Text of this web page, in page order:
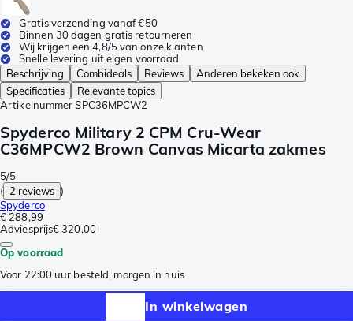
Gratis verzending vanaf €50
Binnen 30 dagen gratis retourneren
Wij krijgen een 4,8/5 van onze klanten
Snelle levering uit eigen voorraad
Beschrijving
Combideals Reviews
Anderen bekeken ook
Specificaties
Relevante topics
Artikelnummer SPC36MPCW2
Spyderco Military 2 CPM Cru-Wear
C36MPCW2 Brown Canvas Micarta zakmes
5/5
( 2 reviews )
Spyderco
€ 288,99
Adviesprijs€ 320,00
Op voorraad
Voor 22:00 uur besteld, morgen in huis
In winkelwagen